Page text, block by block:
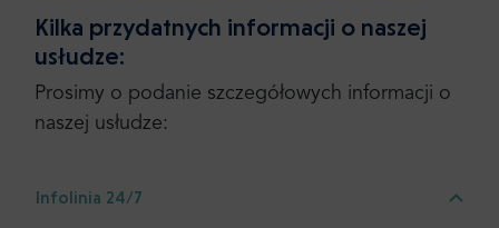
Kilka przydatnych informacji o naszej
usłudze:
Prosimy o podanie szczegółowych informacji o
naszej usłudze:
Infolinia 24/7